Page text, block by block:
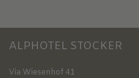
ALPHOTEL STOCKER
Via Wiesenhof 41